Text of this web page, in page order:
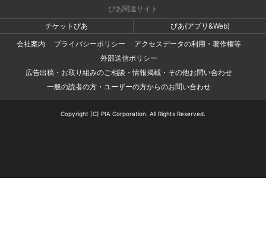
ぴあ関連サイト
チケットぴあ
ぴあ(アプリ&Web)
会社案内
プライバシーポリシー
アクセスデータの利用・著作権等
外部送信ポリシー
広告出稿・お取り組みのご相談・情報掲載・その他お問い合わせ
一般の読者の方・ユーザーの方からのお問い合わせ
Copyright (C) PIA Corporation. All Rights Reserved.